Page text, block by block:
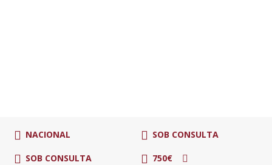
NACIONAL SOB CONSULTA
SOB CONSULTA 750€